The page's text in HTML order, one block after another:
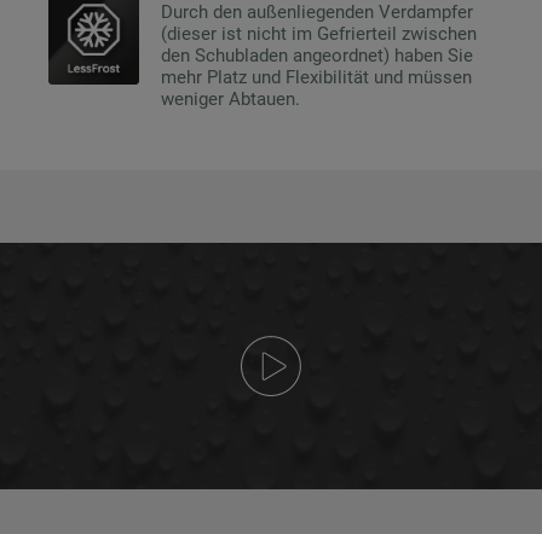
Durch den außenliegenden Verdampfer
(dieser ist nicht im Gefrierteil zwischen
den Schubladen angeordnet) haben Sie
mehr Platz und Flexibilität und müssen
weniger Abtauen.